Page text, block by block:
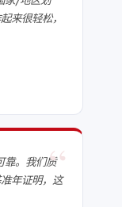
来很轻松，
“
靠。我们质
年证明，这